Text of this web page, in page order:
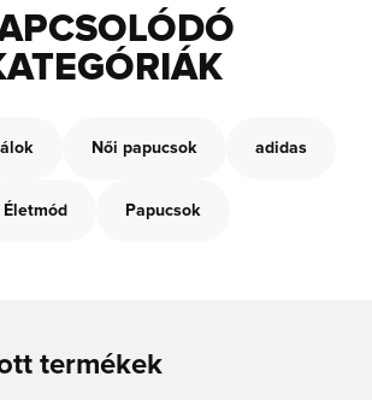
Női papucsok adidas
Életmód Papucsok
termékek